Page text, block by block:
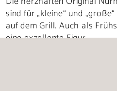
sind für „kleine“ und
auf dem Grill. Auch als
eine exzellente Figur.